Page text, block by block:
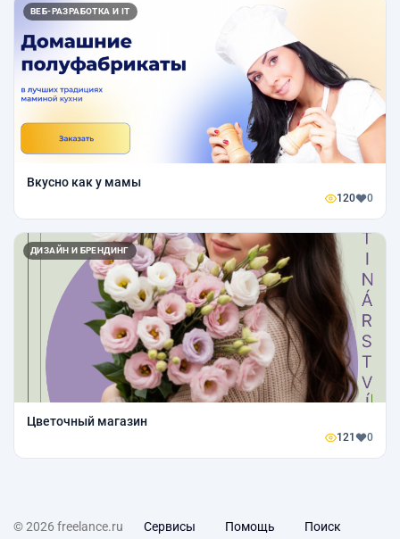
ВЕБ-РАЗРАБОТКА И IT
Вкусно как у мамы
120 0
ДИЗАЙН И БРЕНДИНГ
Цветочный магазин
121 0
© 2026 freelance.ru Сервисы Помощь Поиск